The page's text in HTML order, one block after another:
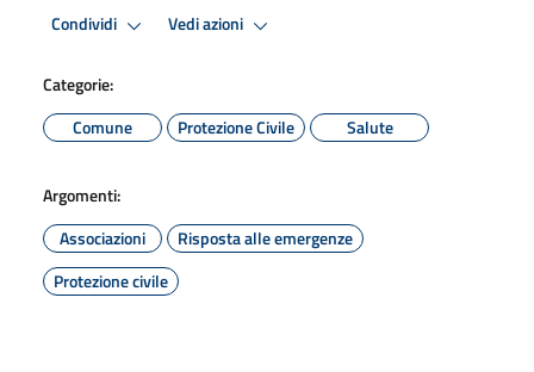
Condividi Vedi azioni
Categorie:
Comune
Protezione Civile Salute
Argomenti:
Associazioni
Risposta alle emergenze
Protezione civile